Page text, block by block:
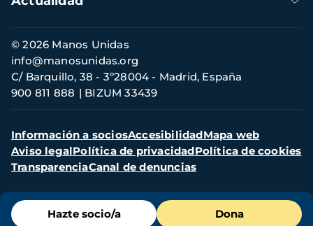
Menú
de
Hazte socio/a Dona
Información
de
contacto
© 2026 Manos Unidas
C/ Barquillo, 38 - 3º28004 - Madrid, España
900 811 888
BIZUM 33439
info@manosunidas.org
Menú
secundario
Información a sociosAccesibilidadMapa web
Aviso legalPolítica de privacidadPolítica de cookies
TransparenciaCanal de denuncias